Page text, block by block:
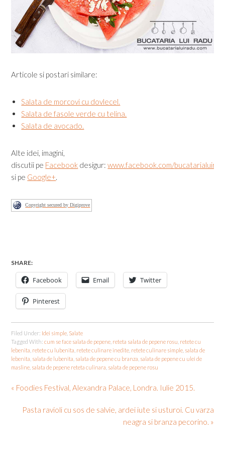
Articole si postari similare:
Salata de morcovi cu dovlecel.
Salata de fasole verde cu telina.
Salata de avocado.
Alte idei, imagini,
discutii pe Facebook desigur:www.facebook.com/
si pe Google+.
Copyright secured by Digiprove
SHARE:
Facebook Email Twitter
Pinterest
Filed Under: Idei simple Salate
Tagged With:cum se face salata de pepene reteta salata de pepene rosu retete cu
lebenita retete cu lubenita retete culinare inedite retete culinare simple salata de
lebenita salata de lubenita salata de pepene cu branza salata de pepene cu ulei de
masline salata de pepene reteta culinara salata de pepene rosu
« Foodies Festival, Alexandra Palace, Londra. Iulie 2015.
Pasta ravioli cu sos de salvie, ardei iute si usturoi. Cu varza
neagra si branza pecorino. »